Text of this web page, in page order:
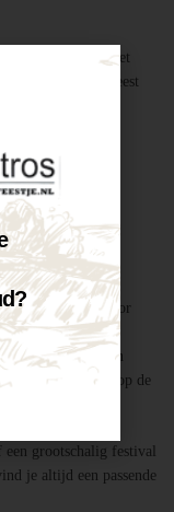
met
Laat het feest
of
alleen geschikt voor
buurtfeesten,
de mobiliteit en
inspelen op de
grootschalig festival
je altijd een passende